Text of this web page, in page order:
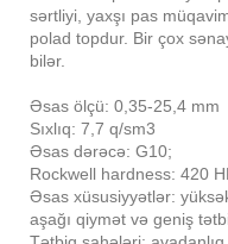
sərtliyi, yaxşı pas
polad topdur. Bir çox
bilər.
Əsas ölçü: 0,35-25,4 mm
Sıxlıq: 7,7 q/sm3
Əsas dərəcə: G10;
Rockwell hardness: 420
Əsas xüsusiyyətlər:
aşağı qiymət və geniş